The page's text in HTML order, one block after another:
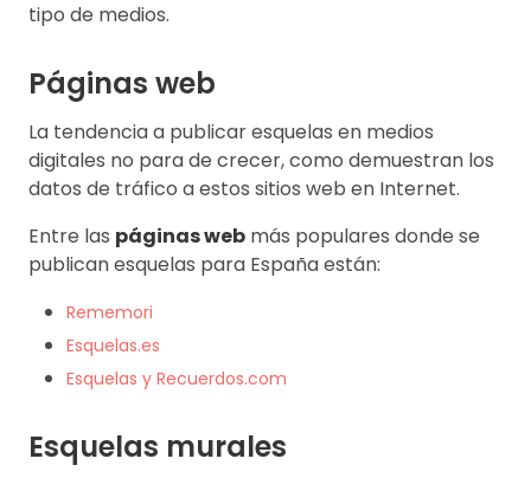
tipo de medios.
Páginas web
La tendencia a publicar esquelas en medios
digitales no para de crecer, como demuestran los
datos de tráfico a estos sitios web en Internet.
Entre las páginas web más populares donde se
publican esquelas para España están:
Rememori
Esquelas.es
Esquelas y Recuerdos.com
Esquelas murales